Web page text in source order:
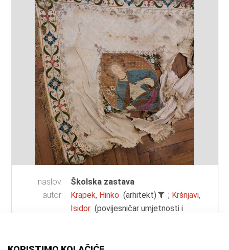
naslov:
Školska zastava
autor:
Krapek, Hinko (arhitekt) ; Kršnjavi,
Isidor (povijesničar umjetnosti i